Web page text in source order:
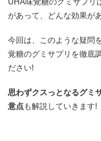
があって、どんな効果が
今回は、このような疑問
覚糖のグミサプリを徹底
ださい!
思わずクスっとなるグミ
意点 も解説していきます!